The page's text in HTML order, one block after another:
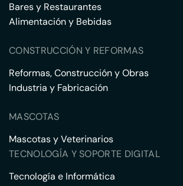
Bares y Restaurantes
Alimentación y Bebidas
CONSTRUCCIÓN Y REFORMAS
Reformas, Construcción y Obras
Industria y Fabricación
MASCOTAS
Mascotas y Veterinarios
TECNOLOGÍA Y SOPORTE DIGITAL
Tecnología e Informática